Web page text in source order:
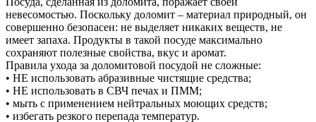
невесомостью. Поскольку доломит – материал природный, он
совершенно безопасен: не выделяет никаких веществ, не
имеет запаха. Продукты в такой посуде максимально
сохраняют полезные свойства, вкус и аромат.
Правила ухода за доломитовой посудой не сложные:
• НЕ использовать абразивные чистящие средства;
• НЕ использовать в СВЧ печах и ПММ;
• мыть с применением нейтральных моющих средств;
• избегать резкого перепада температур.